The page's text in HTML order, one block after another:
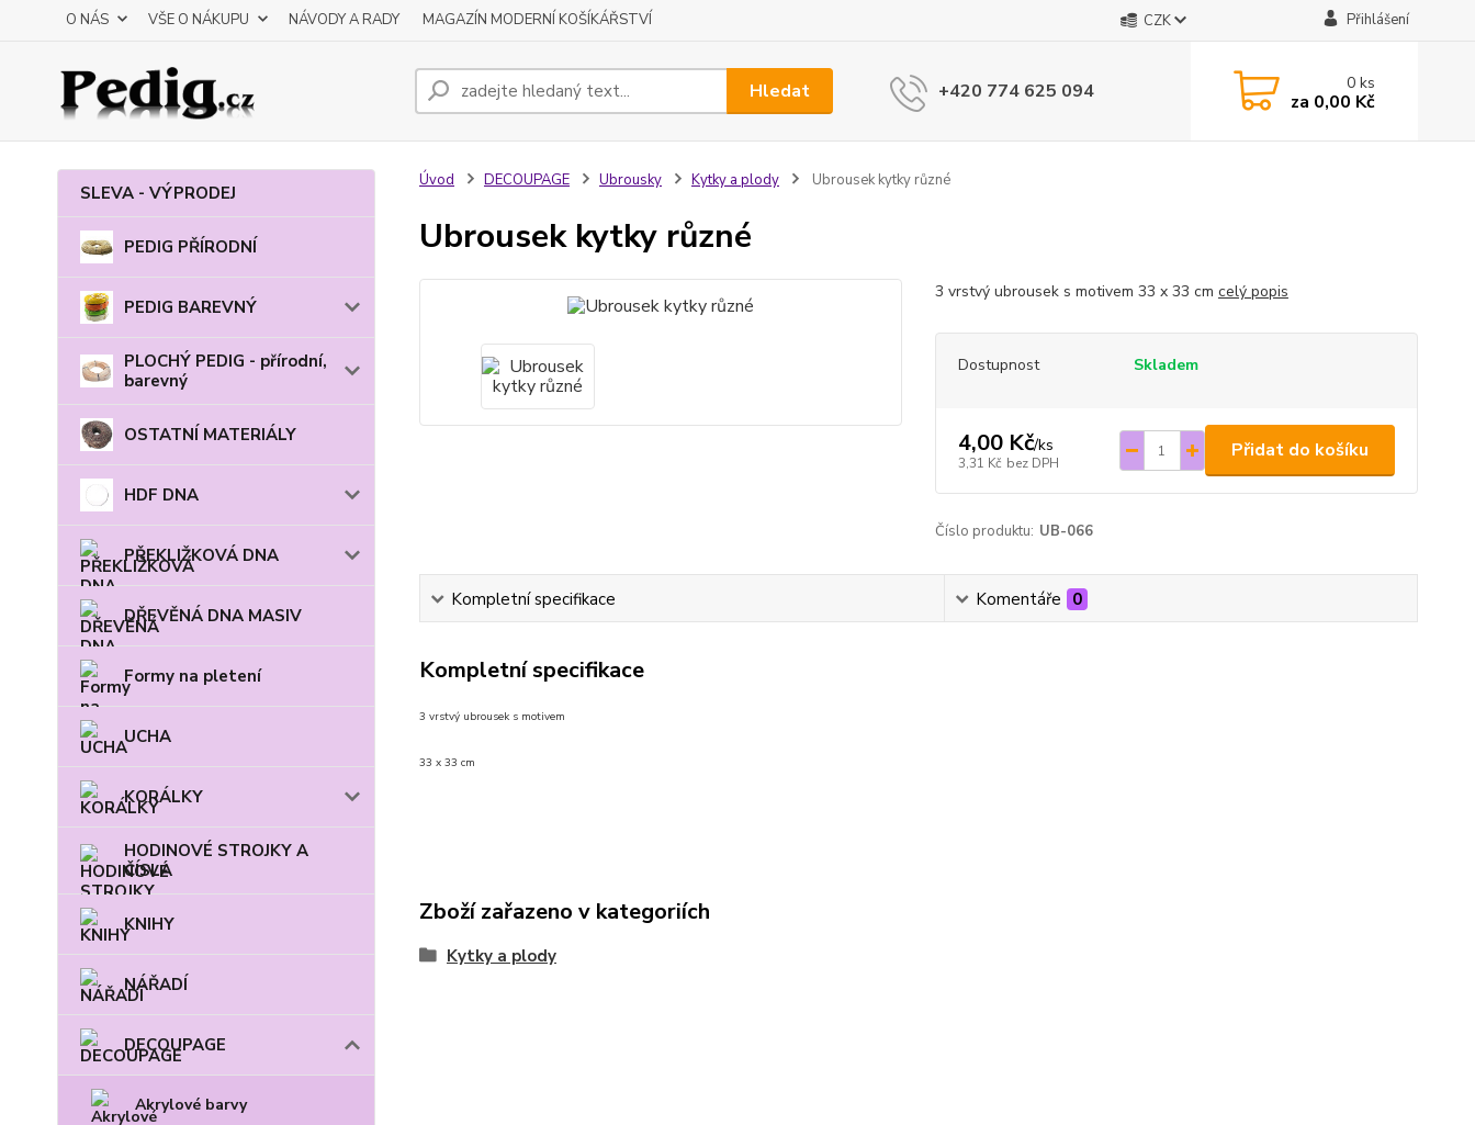
O NÁS VŠE O NÁKUPU NÁVODY A RADY MAGAZÍN MODERNÍ KOŠÍKÁŘSTVÍ CZK Přihlášení
Hledat +420 774 625 094 0ks
za 0,00 Kč
SLEVA - VÝPRODEJ
PEDIG PŘÍRODNÍ
PEDIG BAREVNÝ
PLOCHÝ PEDIG - přírodní,
barevný
OSTATNÍ MATERIÁLY
HDF DNA
PŘEKLIŽKOVÁ DNA
DŘEVĚNÁ DNA MASIV
Formy na pletení
UCHA
KORÁLKY
HODINOVÉ STROJKY A
ČÍSLA
KNIHY
NÁŘADÍ
DECOUPAGE
Akrylové barvy
Úvod DECOUPAGE Ubrousky Kytky a plody Ubrousek kytky různé
Ubrousek kytky různé
3 vrstvý ubrousek s motivem 33 x 33 cm celý popis
Dostupnost Skladem
4,00 Kč/ks
3,31 Kč bez DPH
Přidat do košíku
Číslo produktu: UB-066
Kompletní specifikace Komentáře 0
Kompletní specifikace
3 vrstvý ubrousek s motivem
33 x 33 cm
Zboží zařazeno v kategoriích
Kytky a plody